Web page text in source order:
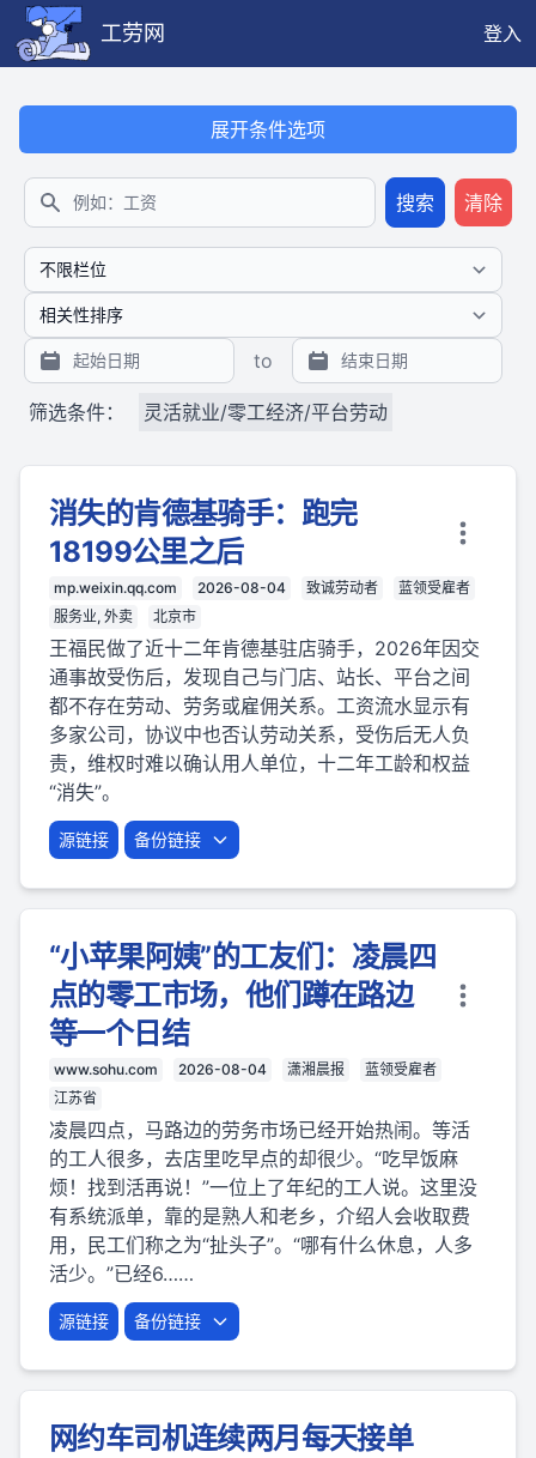
工劳网
登入
展开条件选项
搜索
搜索 清除
to
筛选条件： 灵活就业/零工经济/平台劳动
消失的肯德基骑手：跑完
18199公里之后
mp.weixin.qq.com 2026-08-04 致诚劳动者
蓝领受雇者
服务业, 外卖
北京市
王福民做了近十二年肯德基驻店骑手，2026年因交
通事故受伤后，发现自己与门店、站长、平台之间
都不存在劳动、劳务或雇佣关系。工资流水显示有
多家公司，协议中也否认劳动关系，受伤后无人负
责，维权时难以确认用人单位，十二年工龄和权益
“消失”。
源链接 备份链接
“小苹果阿姨”的工友们：凌晨四
点的零工市场，他们蹲在路边
等一个日结
www.sohu.com 2026-08-04 潇湘晨报
蓝领受雇者
江苏省
凌晨四点，马路边的劳务市场已经开始热闹。等活
的工人很多，去店里吃早点的却很少。“吃早饭麻
烦！找到活再说！”一位上了年纪的工人说。这里没
有系统派单，靠的是熟人和老乡，介绍人会收取费
用，民工们称之为“扯头子”。“哪有什么休息，人多
活少。”已经6……
源链接 备份链接
网约车司机连续两月每天接单